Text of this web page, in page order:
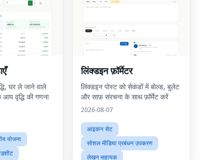
घर ले जाने वाले
वृद्धि की गणना
योजना
लिंक्डइन फ़ॉर्मेटर
लिंक्डइन पोस्ट को सेकंडों में बोल्ड, बुलेट
और साफ़ संरचना के साथ फ़ॉर्मेट करें
2026-08-07
आइकन सेट
सोशल मीडिया प्रबंधन उपकरण
लेखन सहायक